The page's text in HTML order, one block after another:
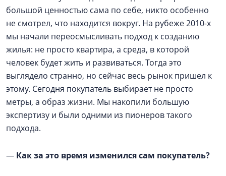
большой ценностью сама по себе, никто особенно
не смотрел, что находится вокруг. На рубеже 2010-х
мы начали переосмысливать подход к созданию
жилья: не просто квартира, а среда, в которой
человек будет жить и развиваться. Тогда это
выглядело странно, но сейчас весь рынок пришел к
этому. Сегодня покупатель выбирает не просто
метры, а образ жизни. Мы накопили большую
экспертизу и были одними из пионеров такого
подхода.
— Как за это время изменился сам покупатель?